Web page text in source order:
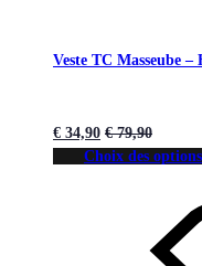
Veste TC Masseube
€ 34,90 €79,90
Choix des options